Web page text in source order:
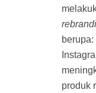
produk